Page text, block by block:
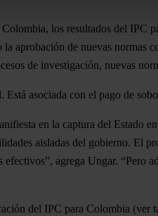
los resultados del IPC
aprobación de nuevas normas
de investigación, nuevas
asociada con el pago de
en la captura del Estado
aisladas del gobierno.
agrega Ungar.
del IPC para Colombia (ver